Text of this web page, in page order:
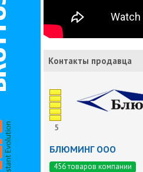
Контакты продавца
5
БЛЮМИНГ ООО
456 товаров компании